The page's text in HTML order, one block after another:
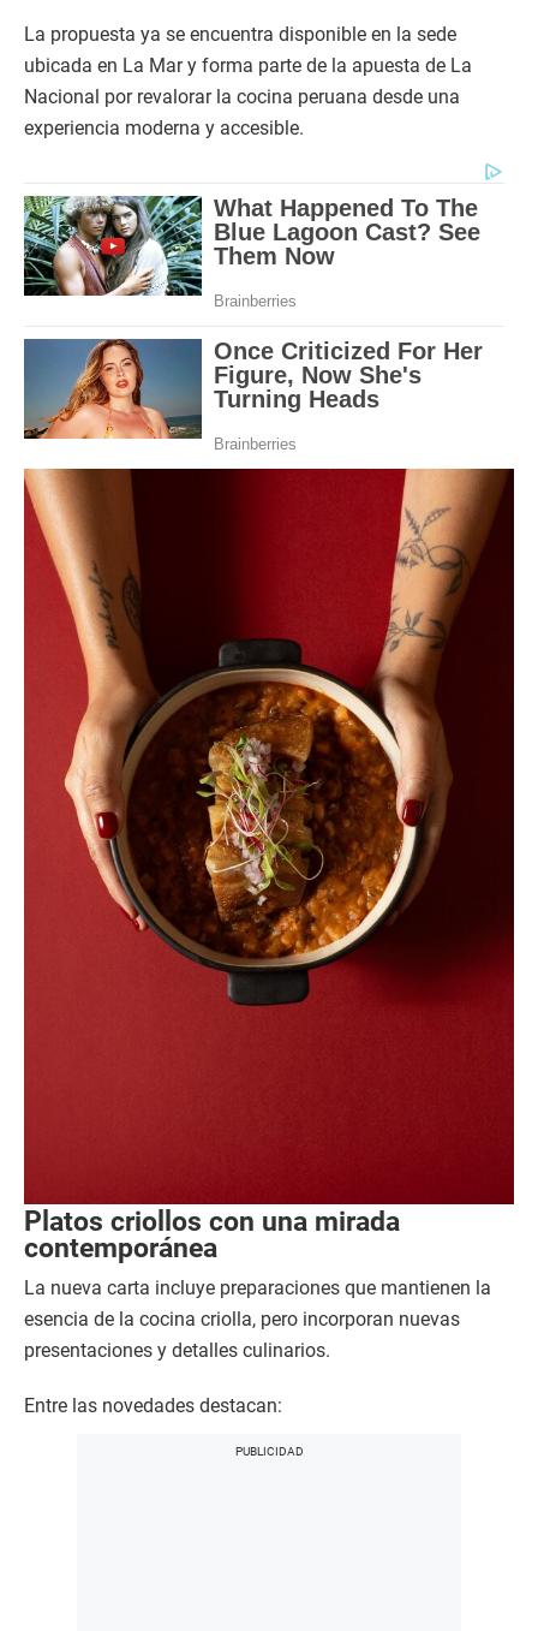
La propuesta ya se encuentra disponible en la sede
ubicada en La Mar y forma parte de la apuesta de La
Nacional por revalorar la cocina peruana desde una
experiencia moderna y accesible.
Platos criollos con una mirada
contemporánea
La nueva carta incluye preparaciones que mantienen la
esencia de la cocina criolla, pero incorporan nuevas
presentaciones y detalles culinarios.
Entre las novedades destacan: